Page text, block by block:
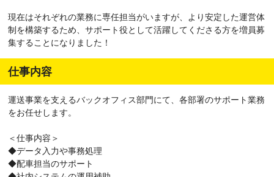
現在はそれぞれの業務に専任担当がいますが、より安定した運営体
制を構築するため、サポート役として活躍してくださる方を増員募
集することになりました！
仕事内容
運送事業を支えるバックオフィス部門にて、各部署のサポート業務
をお任せします。
＜仕事内容＞
◆データ入力や事務処理
◆配車担当のサポート